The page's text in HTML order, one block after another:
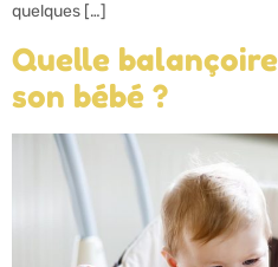
quelques […]
Quelle
son bébé ?